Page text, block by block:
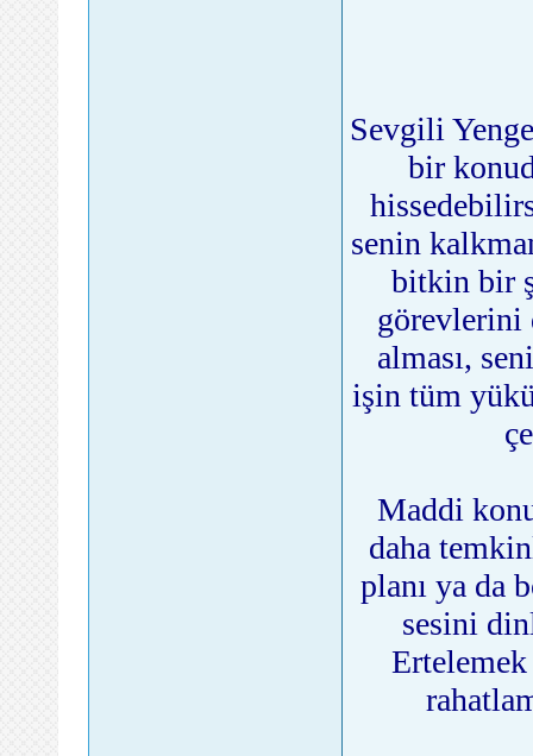
Sevgili
bir
senin
bitkin bir
görevlerini
alması,
işin tüm
Maddi
daha
planı ya da
sesini